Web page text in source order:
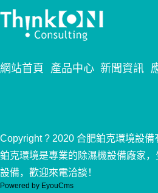
網站首頁 產品中心 新聞資訊
Copyright ? 2020 合肥鉑克環境設備
鉑克環境是專業的除濕機設備廠家
設備，歡迎來電洽談！
Powered by EyouCms